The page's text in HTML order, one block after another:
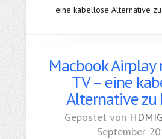
eine kabellose Alternative zu
Macbook
TV – eine
Alternative zu
Gepostet von
September